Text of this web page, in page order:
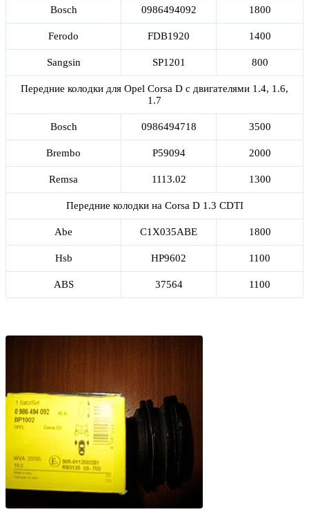
Bosch 0986494092 1800
Ferodo FDB1920 1400
Sangsin SP1201 800
Передние колодки для Opel Corsa D с двигателями 1.4, 1.6,
1.7
Bosch 0986494718 3500
Brembo P59094 2000
Remsa 1113.02 1300
Передние колодки на Corsa D 1.3 CDTI
Abe C1X035ABE 1800
Hsb HP9602 1100
ABS 37564 1100